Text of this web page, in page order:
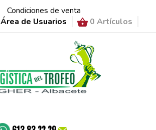
Condiciones de venta
Área de Usuarios
0 Artículos